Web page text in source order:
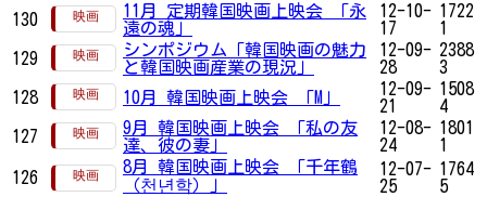
130
11月 定期韓国映画上映会 「永
遠の魂」
12-10-
17
1722
1
129
シンポジウム「韓国映画の魅力
と韓国映画産業の現況」
12-09-
28
2388
3
128
10月 韓国映画上映会 「M」
12-09-
21
1508
4
127
9月 韓国映画上映会 「私の友
達、彼の妻」
12-08-
24
1801
1
126
8月 韓国映画上映会 「千年鶴
（천년학）」
12-07-
25
1764
5